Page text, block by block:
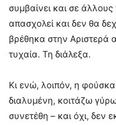
συμβαίνει και σε
απασχολεί και δεν θα
βρέθηκα στην Αριστερά
τυχαία. Τη διάλεξα.
Κι ενώ, λοιπόν, η
διαλυμένη, κοιτάζω
συνετέθη – και όχι, δεν